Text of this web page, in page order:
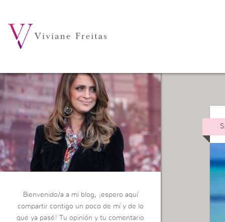
Bienvenido/a a mi blog, ¡espero aquí
compartir contigo un poco de mí y de lo
que ya pasé! Tu opinión y tu comentario